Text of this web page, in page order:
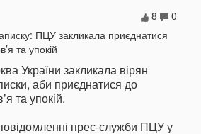
0
8
України закликала вірян
аби приєднатися до
та упокій.
прес-служби ПЦУ у